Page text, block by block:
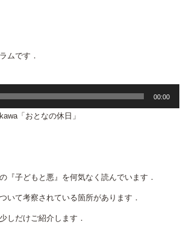
ムです．
00:00
「おとなの休日」
『子どもと悪』を何気なく読んでいます．
いて考察されている箇所があります．
しだけご紹介します．